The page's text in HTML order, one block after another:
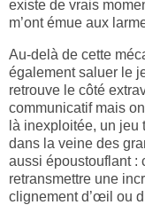
existe de vrais
m’ont émue aux
Au-delà de cette
également saluer le
retrouve le côté
communicatif mais
là inexploitée, un
dans la veine des
aussi époustouflant :
retransmettre une
clignement d’œil ou